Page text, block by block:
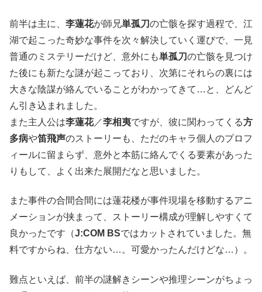
前半は主に、 李蓮花が師兄単孤刀の亡骸を探す過程で、江
湖で起こった奇妙な事件を次々解決していく運びで、一見
普通のミステリーだけど、意外にも単孤刀の亡骸を見つけ
た後にも新たな謎が起こっており、次第にそれらの裏には
大きな陰謀が絡んでいることがわかってきて…と、どんど
ん引き込まれました。
また主人公は李蓮花／李相夷ですが、彼に関わってくる方
多病や笛飛声のストーリーも、ただのキャラ個人のプロフ
ィールに留まらず、意外と本筋に絡んでくる要素があった
りもして、よく出来た展開だなと思いました。
また事件の合間合間には蓮花楼が事件現場を移動するアニ
メーションが挟まって、ストーリー構成が理解しやすくて
良かったです（J:COM BSではカットされていました。無
料ですからね、仕方ない…。可愛かったんだけどな…）。
難点といえば、前半の謎解きシーンや推理シーンがちょっ